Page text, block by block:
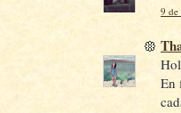
9 de
En